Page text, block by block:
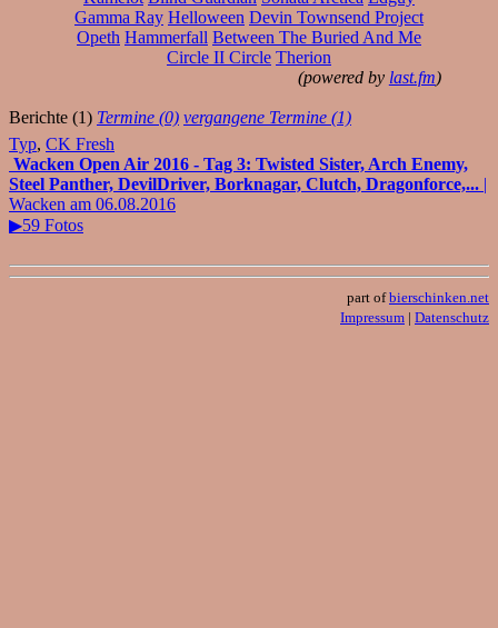
Gamma Ray Helloween Devin Townsend Project
Opeth Hammerfall Between The Buried And Me
Circle II Circle Therion
(powered by last.fm)
Berichte (1) Termine (0) vergangene Termine (1)
Typ, CK Fresh
Wacken Open Air 2016 - Tag 3: Twisted Sister, Arch Enemy,
Steel Panther, DevilDriver, Borknagar, Clutch, Dragonforce,... |
Wacken am 06.08.2016
▶59 Fotos
part ofbierschinken.net
Impressum | Datenschutz